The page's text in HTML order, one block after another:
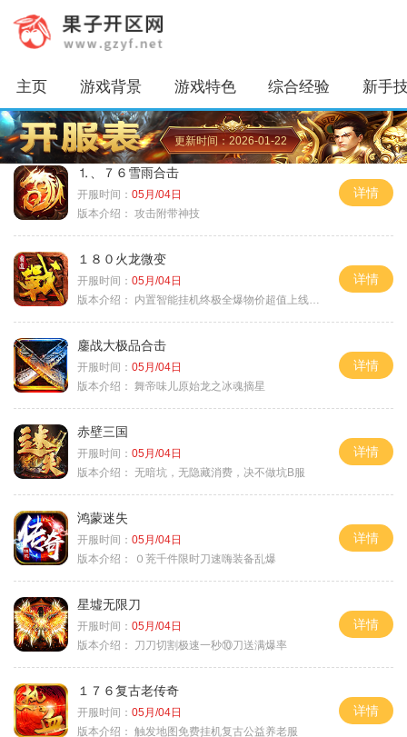
主页 游戏背景 游戏特色 综合经验 新手
更新时间：2026-01-22
⒈、７６雪雨合击
开服时间： 05月/04日
版本介绍： 攻击附带神技
详情
１８０火龙微变
开服时间： 05月/04日
版本介绍：
内置智能挂机终极全爆物价超值上线送神器
详情
鏖战大极品合击
开服时间： 05月/04日
版本介绍： 舞帝味儿原始龙之冰魂摘星
详情
赤壁三国
开服时间： 05月/04日
版本介绍： 无暗坑，无隐藏消费，决不做坑B服
详情
鸿蒙迷失
开服时间： 05月/04日
版本介绍：
０茺千件限时刀速嗨装备乱爆
详情
星墟无限刀
开服时间： 05月/04日
版本介绍：
刀刀切割极速一秒⑩刀送满爆率
详情
１７６复古老传奇
开服时间： 05月/04日
版本介绍： 触发地图免费挂机复古公益养老服
详情